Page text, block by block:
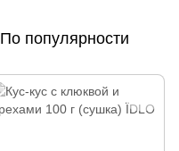
По популярности